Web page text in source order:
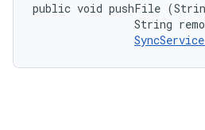
public void pushFile
String